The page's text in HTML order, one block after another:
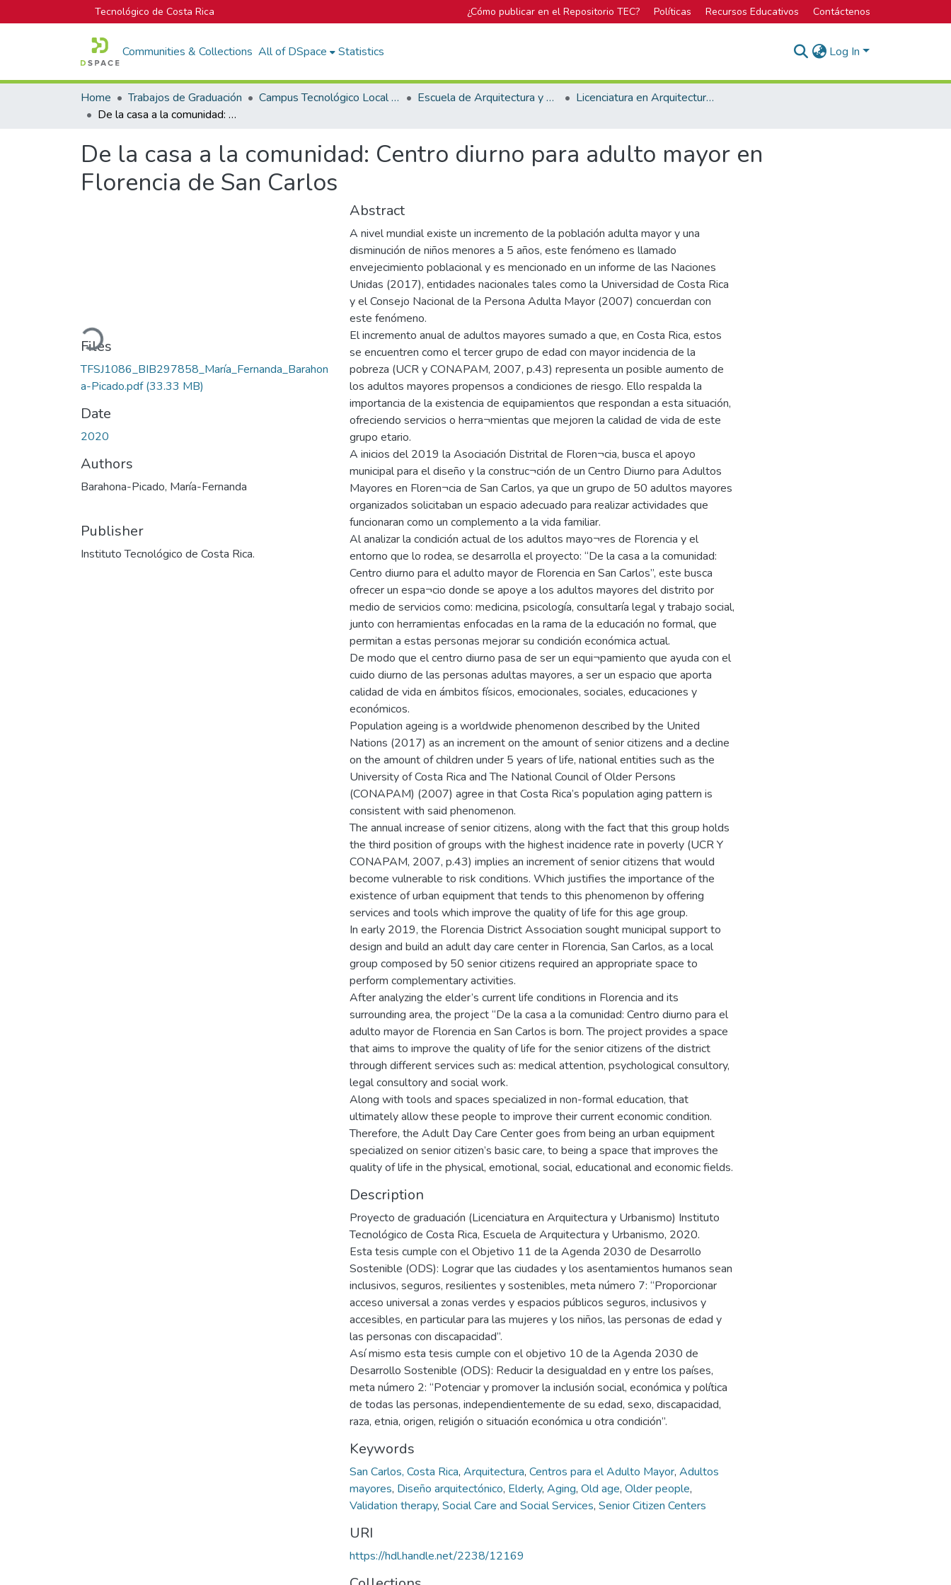
Tecnológico de Costa Rica ¿Cómo publicar en el Repositorio TEC? Políticas Recursos Educativos Contáctenos
Communities & Collections All of DSpace Statistics Log In
Home Trabajos de Graduación Campus Tecnológico Local San José Escuela de Arquitectura y Urbanismo
Licenciatura en Arquitectura y Urbanismo
De la casa a la comunidad: Centro diurno para adulto mayor en Florencia de San Carlos
De la casa a la comunidad: Centro diurno para adulto mayor en
Florencia de San Carlos
Loading...
Files
TFSJ1086_BIB297858_María_Fernanda_Barahon
a-Picado.pdf(33.33 MB)
Date
2020
Authors
Barahona-Picado, María-Fernanda
Publisher
Instituto Tecnológico de Costa Rica.
Abstract
A nivel mundial existe un incremento de la población adulta mayor y una
disminución de niños menores a 5 años, este fenómeno es llamado
envejecimiento poblacional y es mencionado en un informe de las Naciones
Unidas (2017), entidades nacionales tales como la Universidad de Costa Rica
y el Consejo Nacional de la Persona Adulta Mayor (2007) concuerdan con
este fenómeno.
El incremento anual de adultos mayores sumado a que, en Costa Rica, estos
se encuentren como el tercer grupo de edad con mayor incidencia de la
pobreza (UCR y CONAPAM, 2007, p.43) representa un posible aumento de
los adultos mayores propensos a condiciones de riesgo. Ello respalda la
importancia de la existencia de equipamientos que respondan a esta situación,
ofreciendo servicios o herra¬mientas que mejoren la calidad de vida de este
grupo etario.
A inicios del 2019 la Asociación Distrital de Floren¬cia, busca el apoyo
municipal para el diseño y la construc¬ción de un Centro Diurno para Adultos
Mayores en Floren¬cia de San Carlos, ya que un grupo de 50 adultos mayores
organizados solicitaban un espacio adecuado para realizar actividades que
funcionaran como un complemento a la vida familiar.
Al analizar la condición actual de los adultos mayo¬res de Florencia y el
entorno que lo rodea, se desarrolla el proyecto: “De la casa a la comunidad:
Centro diurno para el adulto mayor de Florencia en San Carlos”, este busca
ofrecer un espa¬cio donde se apoye a los adultos mayores del distrito por
medio de servicios como: medicina, psicología, consultaría legal y trabajo social,
junto con herramientas enfocadas en la rama de la educación no formal, que
permitan a estas personas mejorar su condición económica actual.
De modo que el centro diurno pasa de ser un equi¬pamiento que ayuda con el
cuido diurno de las personas adultas mayores, a ser un espacio que aporta
calidad de vida en ámbitos físicos, emocionales, sociales, educaciones y
económicos.
Population ageing is a worldwide phenomenon described by the United
Nations (2017) as an increment on the amount of senior citizens and a decline
on the amount of children under 5 years of life, national entities such as the
University of Costa Rica and The National Council of Older Persons
(CONAPAM) (2007) agree in that Costa Rica’s population aging pattern is
consistent with said phenomenon.
The annual increase of senior citizens, along with the fact that this group holds
the third position of groups with the highest incidence rate in poverly (UCR Y
CONAPAM, 2007, p.43) implies an increment of senior citizens that would
become vulnerable to risk conditions. Which justifies the importance of the
existence of urban equipment that tends to this phenomenon by offering
services and tools which improve the quality of life for this age group.
In early 2019, the Florencia District Association sought municipal support to
design and build an adult day care center in Florencia, San Carlos, as a local
group composed by 50 senior citizens required an appropriate space to
perform complementary activities.
After analyzing the elder’s current life conditions in Florencia and its
surrounding area, the project “De la casa a la comunidad: Centro diurno para el
adulto mayor de Florencia en San Carlos is born. The project provides a space
that aims to improve the quality of life for the senior citizens of the district
through different services such as: medical attention, psychological consultory,
legal consultory and social work.
Along with tools and spaces specialized in non-formal education, that
ultimately allow these people to improve their current economic condition.
Therefore, the Adult Day Care Center goes from being an urban equipment
specialized on senior citizen’s basic care, to being a space that improves the
quality of life in the physical, emotional, social, educational and economic fields.
Description
Proyecto de graduación (Licenciatura en Arquitectura y Urbanismo) Instituto
Tecnológico de Costa Rica, Escuela de Arquitectura y Urbanismo, 2020.
Esta tesis cumple con el Objetivo 11 de la Agenda 2030 de Desarrollo
Sostenible (ODS): Lograr que las ciudades y los asentamientos humanos sean
inclusivos, seguros, resilientes y sostenibles, meta número 7: “Proporcionar
acceso universal a zonas verdes y espacios públicos seguros, inclusivos y
accesibles, en particular para las mujeres y los niños, las personas de edad y
las personas con discapacidad”.
Así mismo esta tesis cumple con el objetivo 10 de la Agenda 2030 de
Desarrollo Sostenible (ODS): Reducir la desigualdad en y entre los países,
meta número 2: “Potenciar y promover la inclusión social, económica y política
de todas las personas, independientemente de su edad, sexo, discapacidad,
raza, etnia, origen, religión o situación económica u otra condición”.
Keywords
San Carlos, Costa Rica, Arquitectura, Centros para el Adulto Mayor, Adultos
mayores, Diseño arquitectónico, Elderly, Aging, Old age, Older people,
Validation therapy, Social Care and Social Services, Senior Citizen Centers
URI
https://hdl.handle.net/2238/12169